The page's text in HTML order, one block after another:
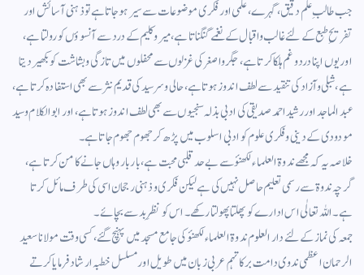
جب طالبِ علم دقیق، گہرے، علمی اور فکری موضوعات سے سیر ہوجاتا ہے تو ذہنی آسائش اور
تفریحِ طبع کے لئے غالب واقبال کے نغمے گنگناتا ہے، میر وکلیم کے درد سے آنسوؤں کو رولتا ہے،
اور یوں اپنا درد وغم ہلکا کرتا ہے، جگر واصغر کی غزلوں سے محفلوں میں تازگی وبشاشت کو بکھیر دیتا
ہے، شبلی وآزاد کی تنقید سے لطف اندوز ہوتا ہے، حالی وسر سید کی قدیم نثر سے بھی استفادہ کرتا ہے،
عبد الماجد اور رشید احمد صدیقی کی ادبی بذلہ سنجیوں سے بھی لطف اندوز ہوتا ہے، اور ابوالکلام و سید
مودودی کے دینی وفکری علوم کو ادبی اسلوب میں پڑھ کر جھوم جھوم جاتا ہے۔
خلاصہ یہ کہ مجھے ندوۃ العلماء لکھنؤ سے بے حد قلبی محبت ہے، بار بار وہاں جانے کا من کرتا ہے،
گرچہ ندوۃ سے رسمی تعلیم حاصل نہیں کی ہے لیکن فکری وذہنی رجحان اسی کی طرف مائل کرتا
ہے۔ اللہ تعالٰی اس ادارے کو پھلتا پھولتا رکھے۔ اس کو نظرِ بد سے بچائے۔
جمعہ کی نماز کے لئے دار العلوم ندوۃ العلماء لکھنؤ کی جامع مسجد میں پہنچ گئے، کسی وقت مولانا سعید
الرحمان اعظمی ندوی دامت برکاتہم عربی زبان میں طویل اور مسلسل خطبہ ارشاد فرمایا کرتے